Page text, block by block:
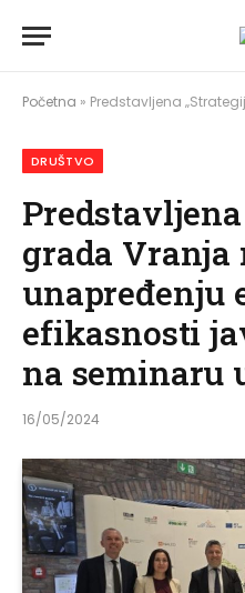
Početna » Predstavljena „Strategija grada Vranja na
DRUŠTVO
grada Vranja
unapređenju
efikasnosti
na seminaru
16/05/2024